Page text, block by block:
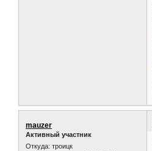
mauzer
Активный участник
Откуда: троицк